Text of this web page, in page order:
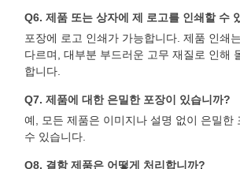
Q6. 제품 또는 상자에 제 로고를 인쇄할 수
포장에 로고 인쇄가 가능합니다. 제품 인쇄
다르며, 대부분 부드러운 고무 재질로 인해
합니다.
Q7. 제품에 대한 은밀한 포장이 있습니까?
예, 모든 제품은 이미지나 설명 없이 은밀한
수 있습니다.
Q8. 결함 제품은 어떻게 처리합니까?